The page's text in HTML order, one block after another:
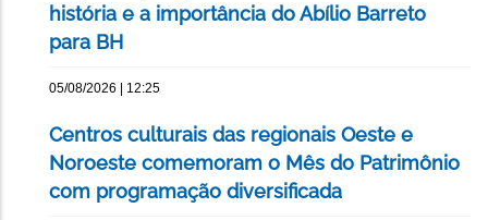
história e a importância do Abílio Barreto
para BH
05/08/2026 | 12:25
Centros culturais das regionais Oeste e
Noroeste comemoram o Mês do Patrimônio
com programação diversificada